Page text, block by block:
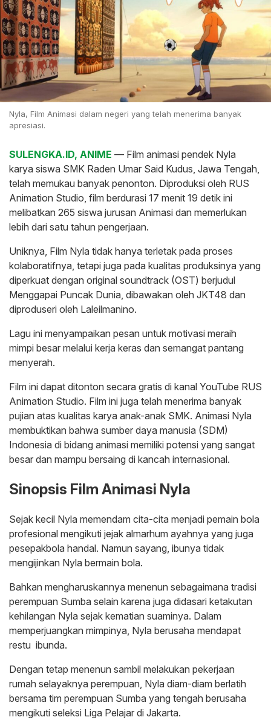
Nyla, Film Animasi dalam negeri yang telah menerima banyak
apresiasi.
SULENGKA.ID, ANIME — Film animasi pendek Nyla
karya siswa SMK Raden Umar Said Kudus, Jawa Tengah,
telah memukau banyak penonton. Diproduksi oleh RUS
Animation Studio, film berdurasi 17 menit 19 detik ini
melibatkan 265 siswa jurusan Animasi dan memerlukan
lebih dari satu tahun pengerjaan.
Uniknya, Film Nyla tidak hanya terletak pada proses
kolaboratifnya, tetapi juga pada kualitas produksinya yang
diperkuat dengan original soundtrack (OST) berjudul
Menggapai Puncak Dunia, dibawakan oleh JKT48 dan
diproduseri oleh Laleilmanino.
Lagu ini menyampaikan pesan untuk motivasi meraih
mimpi besar melalui kerja keras dan semangat pantang
menyerah.
Film ini dapat ditonton secara gratis di kanal YouTube RUS
Animation Studio. Film ini juga telah menerima banyak
pujian atas kualitas karya anak-anak SMK. Animasi Nyla
membuktikan bahwa sumber daya manusia (SDM)
Indonesia di bidang animasi memiliki potensi yang sangat
besar dan mampu bersaing di kancah internasional.
Sinopsis Film Animasi Nyla
Sejak kecil Nyla memendam cita-cita menjadi pemain bola
profesional mengikuti jejak almarhum ayahnya yang juga
pesepakbola handal. Namun sayang, ibunya tidak
mengijinkan Nyla bermain bola.
Bahkan mengharuskannya menenun sebagaimana tradisi
perempuan Sumba selain karena juga didasari ketakutan
kehilangan Nyla sejak kematian suaminya. Dalam
memperjuangkan mimpinya, Nyla berusaha mendapat
restu ibunda.
Dengan tetap menenun sambil melakukan pekerjaan
rumah selayaknya perempuan, Nyla diam-diam berlatih
bersama tim perempuan Sumba yang tengah berusaha
mengikuti seleksi Liga Pelajar di Jakarta.